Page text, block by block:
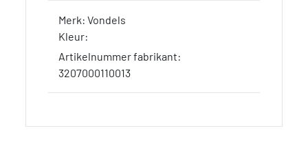
Merk: Vondels
Kleur:
Artikelnummer fabrikant:
3207000110013